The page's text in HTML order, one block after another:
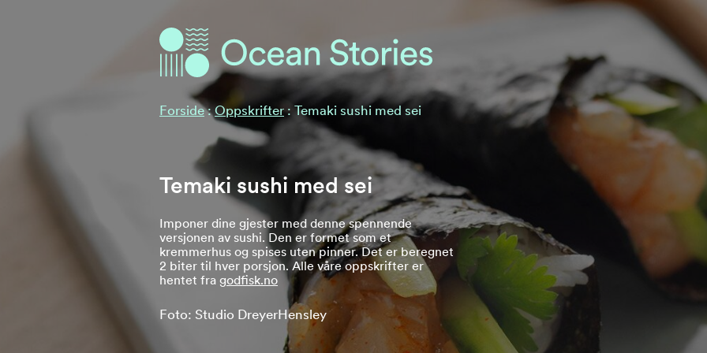
Ocean Stories
Ocean Stories
Forside:Oppskrifter:Temaki sushi med sei
Temaki sushi med sei
Imponer dine gjester med denne spennende
versjonen av sushi. Den er formet som et
kremmerhus og spises uten pinner. Det er beregnet
2 biter til hver porsjon. Alle våre oppskrifter er
hentet fra godfisk.no
Foto: Studio DreyerHensley